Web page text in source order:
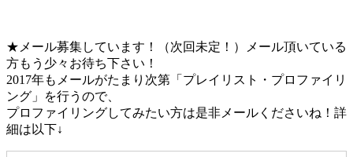
★メール募集しています！（次回未定！）メール頂いている
方もう少々お待ち下さい！
2017年もメールがたまり次第「プレイリスト・プロファイリ
ング」を行うので、
プロファイリングしてみたい方は是非メールくださいね！詳
細は以下↓